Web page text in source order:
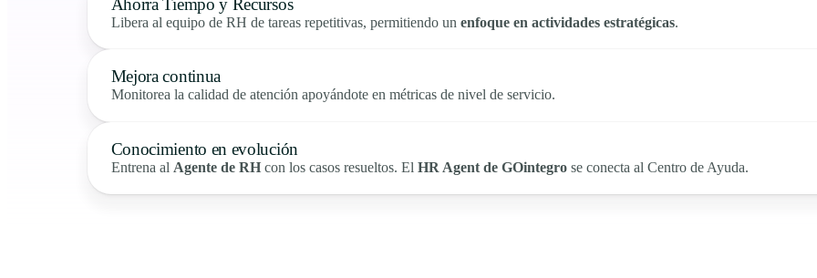
Ahorra Tiempo y Recursos
Libera al equipo de RH de tareas repetitivas, permitiendo un enfoque en actividades estratégicas.
Mejora continua
Monitorea la calidad de atención apoyándote en métricas de nivel de servicio.
Conocimiento en evolución
Entrena al Agente de RHcon los casos resueltos. El HR Agent de GOintegrose conecta al Centro de Ayuda.